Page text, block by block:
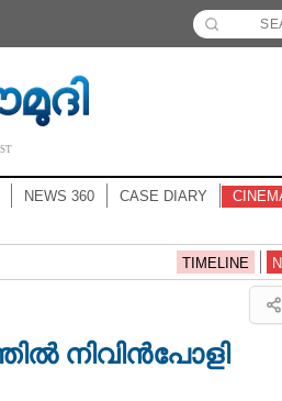
NEWS 360 CASE DIARY
TIMELINE
നിവിൻപോളി